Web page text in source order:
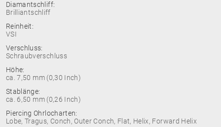
Diamantschliff:
Brilliantschliff
Reinheit:
VSI
Verschluss:
Schraubverschluss
Höhe:
ca. 7,50 mm (0,30 Inch)
Stablänge:
ca. 6,50 mm (0,26 Inch)
Piercing Ohrlocharten:
Lobe, Tragus, Conch, Outer Conch, Flat, Helix, Forward Helix